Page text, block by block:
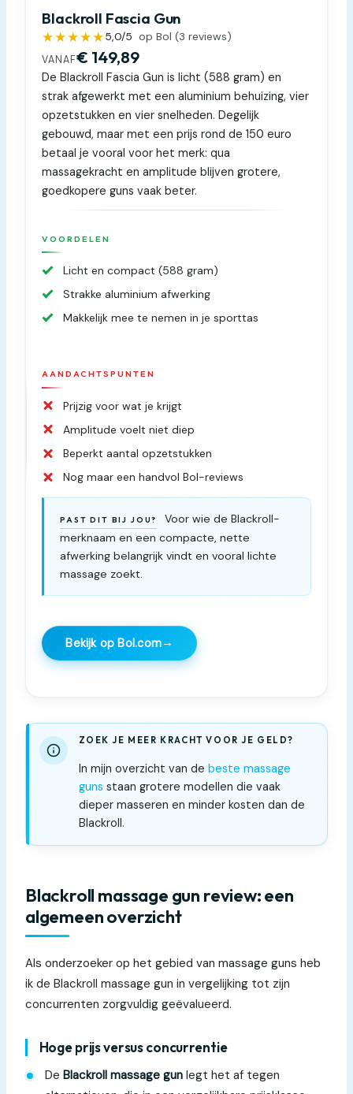
Blackroll Fascia Gun
★★★★★5,0/5 op Bol (3 reviews)
VANAF€ 149,89
De Blackroll Fascia Gun is licht (588 gram) en
strak afgewerkt met een aluminium behuizing, vier
opzetstukken en vier snelheden. Degelijk
gebouwd, maar met een prijs rond de 150 euro
betaal je vooral voor het merk: qua
massagekracht en amplitude blijven grotere,
goedkopere guns vaak beter.
VOORDELEN
Licht en compact (588 gram)
Strakke aluminium afwerking
Makkelijk mee te nemen in je sporttas
AANDACHTSPUNTEN
Prijzig voor wat je krijgt
Amplitude voelt niet diep
Beperkt aantal opzetstukken
Nog maar een handvol Bol-reviews
PAST DIT BIJ JOU?
Voor wie de Blackroll-
merknaam en een compacte, nette
afwerking belangrijk vindt en vooral lichte
massage zoekt.
Bekijk op Bol.com→
ZOEK JE MEER KRACHT VOOR JE GELD?
In mijn overzicht van de beste massage
guns staan grotere modellen die vaak
dieper masseren en minder kosten dan de
Blackroll.
Blackroll massage gun review: een
algemeen overzicht
Als onderzoeker op het gebied van massage guns heb
ik de Blackroll massage gun in vergelijking tot zijn
concurrenten zorgvuldig geëvalueerd.
Hoge prijs versus concurrentie
DeBlackroll massage gun legt het af tegen